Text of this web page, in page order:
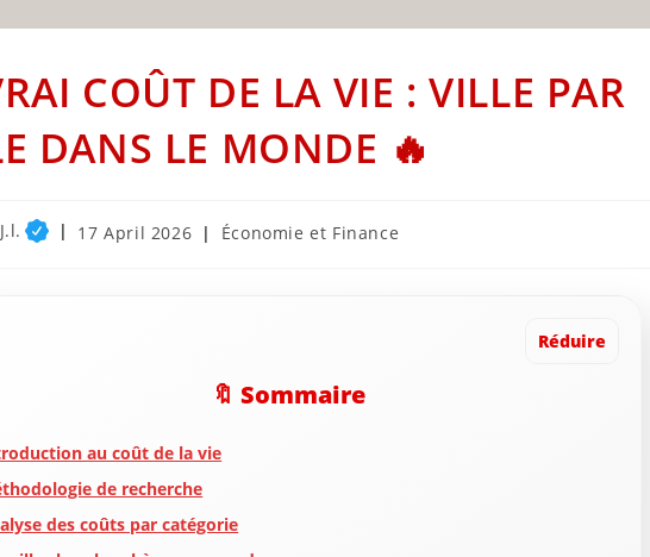
COÛT DE LA VIE : VILLE PAR
DANS LE MONDE 🔥
Post
17 April 2026
Post
Économie et Finance
Réduire
🔖 Sommaire
au coût de la vie
de recherche
des coûts par catégorie